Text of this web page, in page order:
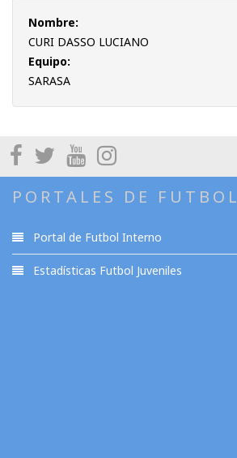
Nombre:
CURI DASSO LUCIANO
Equipo:
SARASA
PORTALES DE FUTBOL
Portal de Futbol Interno
Estadísticas Futbol Juveniles